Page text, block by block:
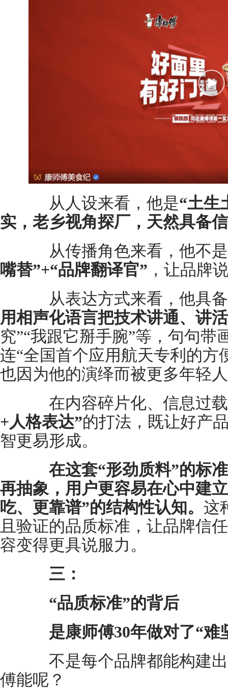
从人设来看，他是“土生
实，老乡视角探厂，天然具备
从传播角色来看，他不是
嘴替”+“品牌翻译官” ，让品牌
从表达方式来看，他具备
用相声化语言把技术讲通、讲
究”“我跟它掰手腕”等，句句带
连“全国首个应用航天专利的方
也因为他的演绎而被更多年轻
在内容碎片化、信息过载
+人格表达”的打法，既让好产
智更易形成。
在这套“形劲质料”的标
再抽象，用户更容易在心中建
吃、更靠谱”的结构性认知。 这
且验证的品质标准，让品牌信
容变得更具说服力。
三：
“品质标准”的背后
是康师傅30年做对了“难
不是每个品牌都能构建出
傅能呢？